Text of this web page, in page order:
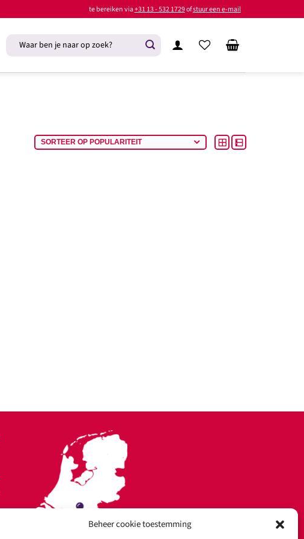
Beheer cookie toestemming
te bereiken via+31 13 - 532 1729ofstuur een e-mail
Zoeken
naar: